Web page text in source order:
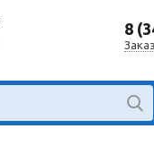
8